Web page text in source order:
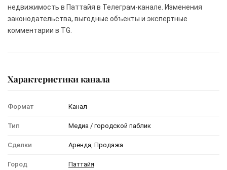
недвижимость в Паттайя в Телеграм-канале. Изменения
законодательства, выгодные объекты и экспертные
комментарии в TG.
Характеристики канала
Формат Канал
Тип Медиа / городской паблик
Сделки Аренда, Продажа
Город Паттайя